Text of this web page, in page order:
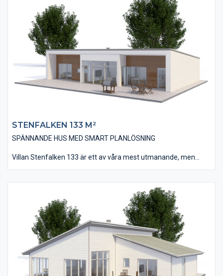
badrum och i övrigt en öppen planlösning med kök, matplats
och vardagsrum.
På övervåningen finns ett allrum som passar perfekt som till
exempel ett tv-rum utan att störa de som befinner sig på
bottenplanet.
STENFALKEN 133 M²
SPÄNNANDE HUS MED SMART PLANLÖSNING
Villan Stenfalken 133 är ett av våra mest utmanande, men
kraftig ramkonstruktion. Invändigt är huset på 133 m² och
innehåller tre stycken sovrum – som kan bli 4 om man gör om
allrummet till ett extra sovrum.
Huset är utfört med en behaglig öppenhet och rymd som
förstärks av att innertaket delvis lutar som yttertaket. Den
öppna planlösningen med kök/matplats och vardagsrum tillför
en känsla av närhet och gemenskap vart man än befinner sig.